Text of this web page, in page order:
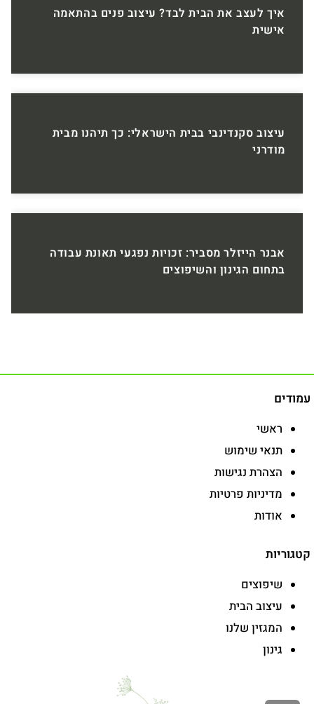
איך לעצב את הבית לבד? עיצוב פנים בהתאמה
אישית
עיצוב סקנדינבי בבית הישראלי: כך תיהנו מבית
מודרני
אבנר הייזלר מסביר: זכויות נפגעי תאונת עבודה
בתחום הגינון והשיפוצים
עמודים
ראשי
תנאי שימוש
הצהרת נגישות
מדיניות פרטיות
אודות
קטגוריות
שיפוצים
עיצוב הבית
המגזין שלנו
גינון